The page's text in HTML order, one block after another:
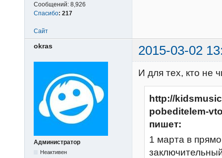
Сообщений: 8,926
Спасибо: 217
Сайт
okras 2015-03-02
Администратор
Неактивен
И для тех, кто не
http://
pobeditelem-
пишет:
1 марта в